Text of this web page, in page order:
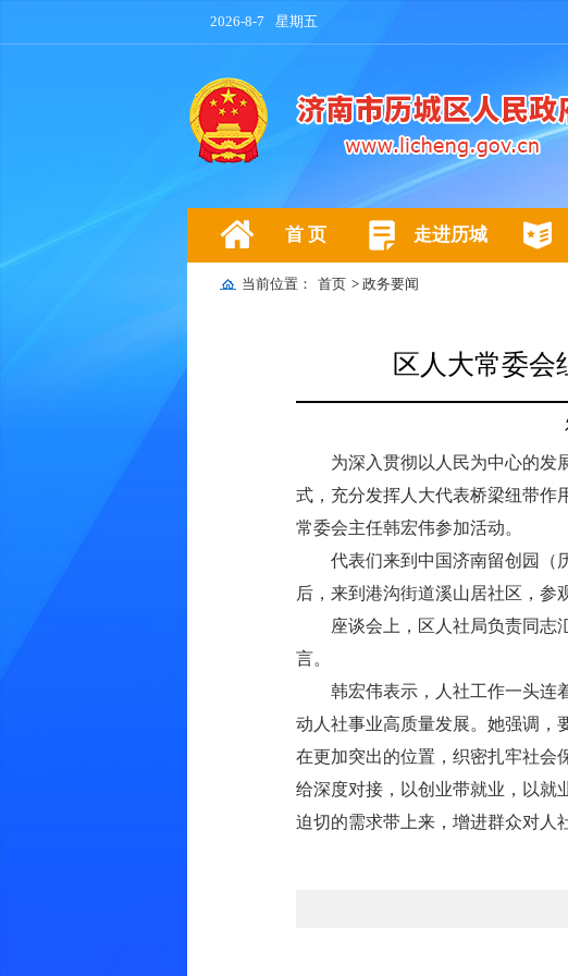
2026-8-7 星期五
首 页 走进历城
当前位置： 首页 > 政务要闻
区人大常委会
为深入贯彻以人民为中心的发
式，充分发挥人大代表桥梁纽带作
常委会主任韩宏伟参加活动。
代表们来到中国济南留创园（
后，来到港沟街道溪山居社区，参
座谈会上，区人社局负责同志
言。
韩宏伟表示，人社工作一头连
动人社事业高质量发展。她强调，
在更加突出的位置，织密扎牢社会
给深度对接，以创业带就业，以就
迫切的需求带上来，增进群众对人